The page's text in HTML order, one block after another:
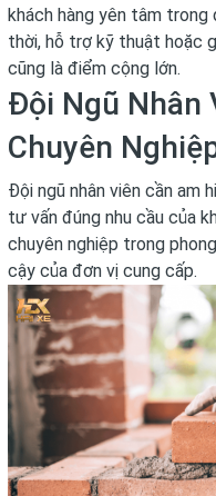
khách hàng yên tâm
thời, hỗ trợ kỹ thuật hoặc
cũng là điểm cộng lớn.
Đội Ngũ Nhân
Chuyên
Đội ngũ nhân viên cần am
tư vấn đúng nhu cầu của
chuyên nghiệp trong
cậy của đơn vị cung cấp.